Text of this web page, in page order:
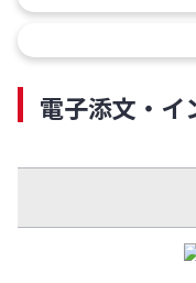
電子添文・イ